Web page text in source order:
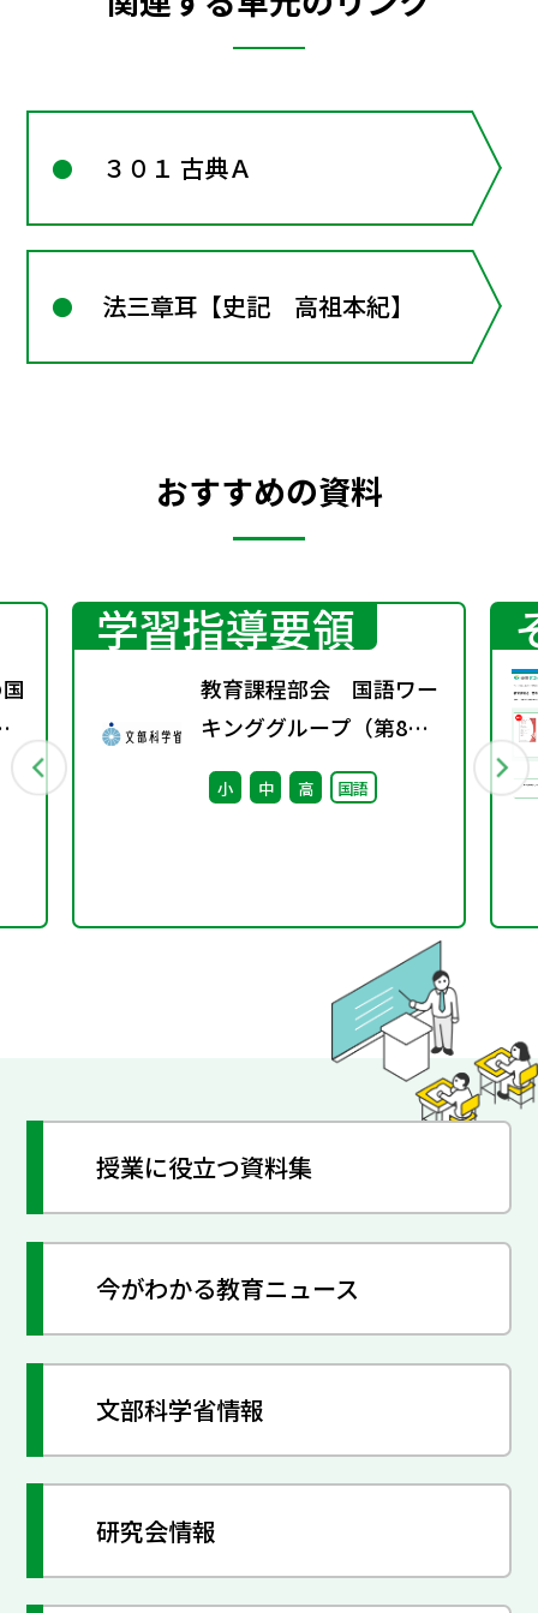
３０１ 古典Ａ
法三章耳【史記 高祖本紀】
おすすめの資料
学習指導要領
教育課程部会 国語ワー
キンググループ（第8
回） 配付資料
小 中 高 国語
授業に役立つ資料集
今がわかる教育ニュース
文部科学省情報
研究会情報